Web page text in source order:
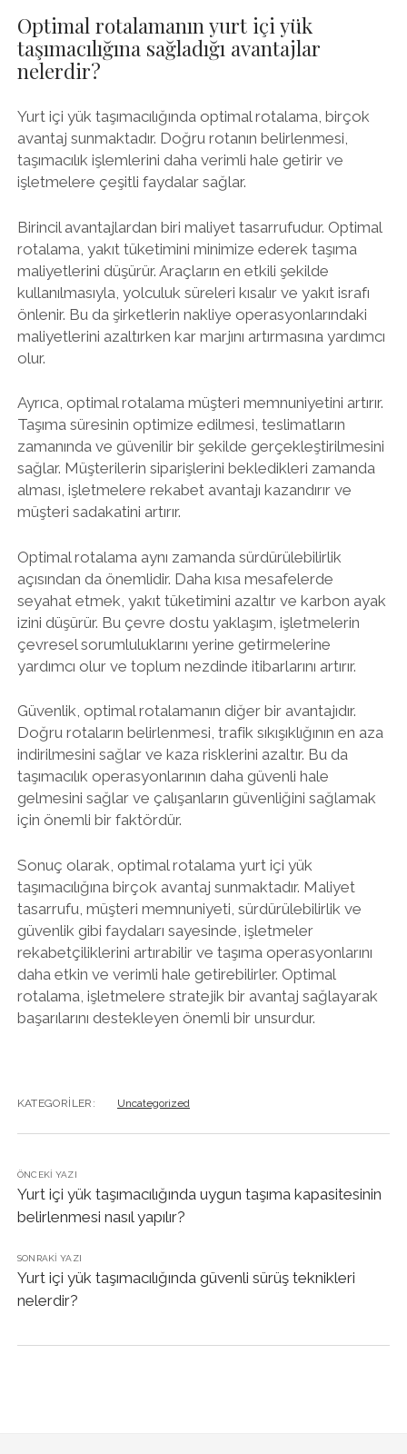
Optimal rotalamanın yurt içi yük
taşımacılığına sağladığı avantajlar
nelerdir?
Yurt içi yük taşımacılığında optimal rotalama, birçok
avantaj sunmaktadır. Doğru rotanın belirlenmesi,
taşımacılık işlemlerini daha verimli hale getirir ve
işletmelere çeşitli faydalar sağlar.
Birincil avantajlardan biri maliyet tasarrufudur. Optimal
rotalama, yakıt tüketimini minimize ederek taşıma
maliyetlerini düşürür. Araçların en etkili şekilde
kullanılmasıyla, yolculuk süreleri kısalır ve yakıt israfı
önlenir. Bu da şirketlerin nakliye operasyonlarındaki
maliyetlerini azaltırken kar marjını artırmasına yardımcı
olur.
Ayrıca, optimal rotalama müşteri memnuniyetini artırır.
Taşıma süresinin optimize edilmesi, teslimatların
zamanında ve güvenilir bir şekilde gerçekleştirilmesini
sağlar. Müşterilerin siparişlerini bekledikleri zamanda
alması, işletmelere rekabet avantajı kazandırır ve
müşteri sadakatini artırır.
Optimal rotalama aynı zamanda sürdürülebilirlik
açısından da önemlidir. Daha kısa mesafelerde
seyahat etmek, yakıt tüketimini azaltır ve karbon ayak
izini düşürür. Bu çevre dostu yaklaşım, işletmelerin
çevresel sorumluluklarını yerine getirmelerine
yardımcı olur ve toplum nezdinde itibarlarını artırır.
Güvenlik, optimal rotalamanın diğer bir avantajıdır.
Doğru rotaların belirlenmesi, trafik sıkışıklığının en aza
indirilmesini sağlar ve kaza risklerini azaltır. Bu da
taşımacılık operasyonlarının daha güvenli hale
gelmesini sağlar ve çalışanların güvenliğini sağlamak
için önemli bir faktördür.
Sonuç olarak, optimal rotalama yurt içi yük
taşımacılığına birçok avantaj sunmaktadır. Maliyet
tasarrufu, müşteri memnuniyeti, sürdürülebilirlik ve
güvenlik gibi faydaları sayesinde, işletmeler
rekabetçiliklerini artırabilir ve taşıma operasyonlarını
daha etkin ve verimli hale getirebilirler. Optimal
rotalama, işletmelere stratejik bir avantaj sağlayarak
başarılarını destekleyen önemli bir unsurdur.
KATEGORILER: Uncategorized
ÖNCEKI YAZI
Yurt içi yük taşımacılığında uygun taşıma kapasitesinin
belirlenmesi nasıl yapılır?
SONRAKI YAZI
Yurt içi yük taşımacılığında güvenli sürüş teknikleri
nelerdir?